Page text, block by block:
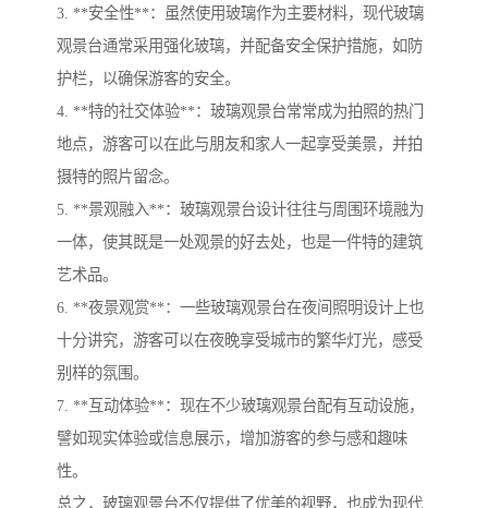
3. **安全性**：虽然使用玻璃作为主要材料，现代玻璃
观景台通常采用强化玻璃，并配备安全保护措施，如防
护栏，以确保游客的安全。
4. **特的社交体验**：玻璃观景台常常成为拍照的热门
地点，游客可以在此与朋友和家人一起享受美景，并拍
摄特的照片留念。
5. **景观融入**：玻璃观景台设计往往与周围环境融为
一体，使其既是一处观景的好去处，也是一件特的建筑
艺术品。
6. **夜景观赏**：一些玻璃观景台在夜间照明设计上也
十分讲究，游客可以在夜晚享受城市的繁华灯光，感受
别样的氛围。
7. **互动体验**：现在不少玻璃观景台配有互动设施，
譬如现实体验或信息展示，增加游客的参与感和趣味
性。
总之，玻璃观景台不仅提供了优美的视野，也成为现代